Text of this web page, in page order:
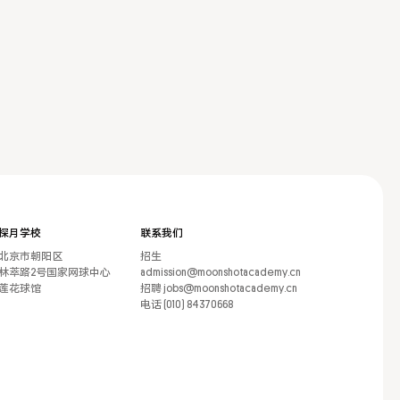
月学校
京市朝阳区
萃路2号国家网球中心
花球馆
联系我们
招生
admission@moonshotacademy.cn
招聘 jobs@moonshotacademy.cn
电话 (010) 84370668